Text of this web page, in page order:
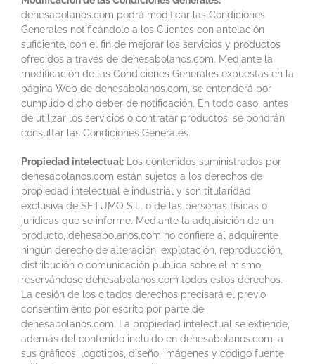
dehesabolanos.com podrá modificar las Condiciones
Generales notificándolo a los Clientes con antelación
suficiente, con el fin de mejorar los servicios y productos
ofrecidos a través de dehesabolanos.com. Mediante la
modificación de las Condiciones Generales expuestas en la
página Web de dehesabolanos.com, se entenderá por
cumplido dicho deber de notificación. En todo caso, antes
de utilizar los servicios o contratar productos, se pondrán
consultar las Condiciones Generales.
Propiedad intelectual: Los contenidos suministrados por
dehesabolanos.com están sujetos a los derechos de
propiedad intelectual e industrial y son titularidad
exclusiva de SETUMO S.L. o de las personas físicas o
jurídicas que se informe. Mediante la adquisición de un
producto, dehesabolanos.com no confiere al adquirente
ningún derecho de alteración, explotación, reproducción,
distribución o comunicación pública sobre el mismo,
reservándose dehesabolanos.com todos estos derechos.
La cesión de los citados derechos precisará el previo
consentimiento por escrito por parte de
dehesabolanos.com. La propiedad intelectual se extiende,
además del contenido incluido en dehesabolanos.com, a
sus gráficos, logotipos, diseño, imágenes y código fuente